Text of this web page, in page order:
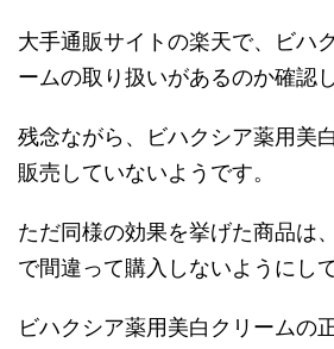
大手通販サイトの楽天で、ビハ
ームの取り扱いがあるのか確認
残念ながら、ビハクシア薬用美
販売していないようです。
ただ同様の効果を挙げた商品は
で間違って購入しないようにし
ビハクシア薬用美白クリームの